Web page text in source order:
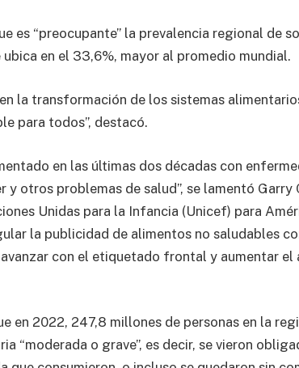
es “preocupante” la prevalencia regional de
ubica en el 33,6%, mayor al promedio mundial.
la transformación de los sistemas
para todos”, destacó.
en las últimas dos décadas con
y otros problemas de salud”, se lamentó
Unidas para la Infancia (Unicef) para
la publicidad de alimentos no saludables
con el etiquetado frontal y aumentar el
en 2022, 247,8 millones de personas en la
“moderada o grave”, es decir, se vieron